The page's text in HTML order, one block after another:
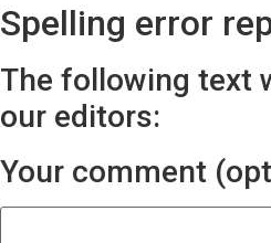
Spelling error
The following text
our editors:
Your comment